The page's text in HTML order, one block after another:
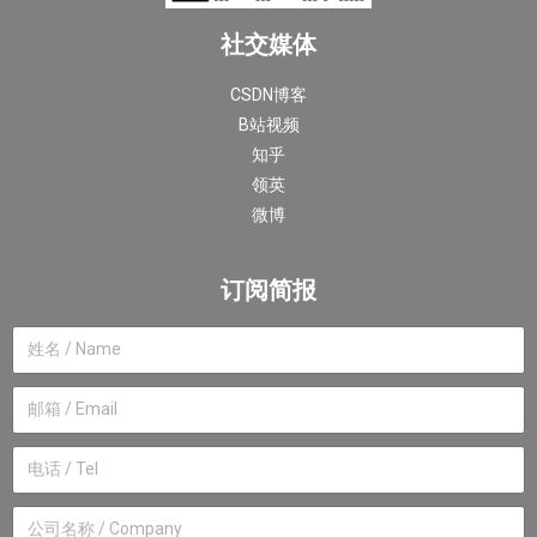
社交媒体
CSDN博客
B站视频
知乎
领英
微博
订阅简报